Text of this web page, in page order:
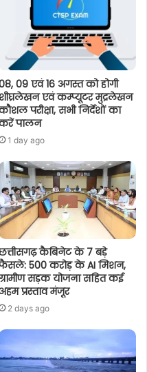
09 एवं 16 अगस्त को होगी
शीघ्रलेखन एवं कम्प्यूटर मुद्रलेखन
परीक्षा, सभी निर्देशों का
पालन
1 day ago
कैबिनेट के 7 बड़े
500 करोड़ के AI मिशन,
सड़क योजना सहित कई
प्रस्ताव मंजूर
2 days ago